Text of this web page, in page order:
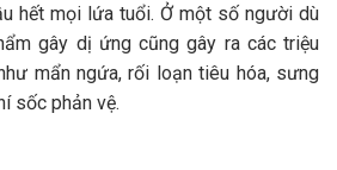
hết mọi lứa tuổi. Ở một số người dù
gây dị ứng cũng gây ra các triệu
mẩn ngứa, rối loạn tiêu hóa, sưng
sốc phản vệ.